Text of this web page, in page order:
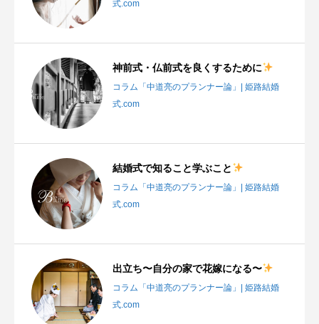
式.com
神前式・仏前式を良くするために
コラム「中道亮のプランナー論」| 姫路結婚
式.com
結婚式で知ること学ぶこと
コラム「中道亮のプランナー論」| 姫路結婚
式.com
出立ち〜自分の家で花嫁になる〜
コラム「中道亮のプランナー論」| 姫路結婚
式.com